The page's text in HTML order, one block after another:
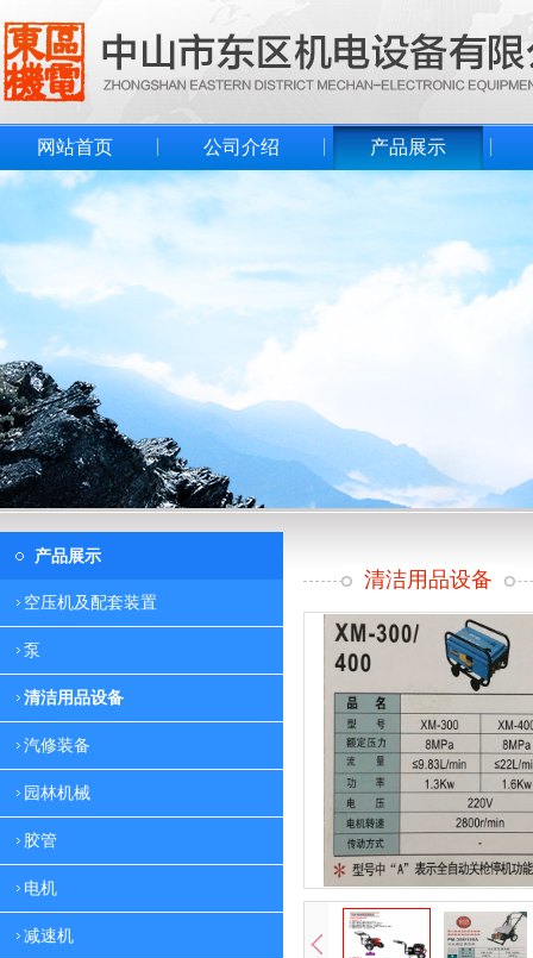
网站首页 公司介绍 产品展示
产品展示
空压机及配套装置
泵
清洁用品设备
汽修装备
园林机械
胶管
电机
减速机
清洁用品设备